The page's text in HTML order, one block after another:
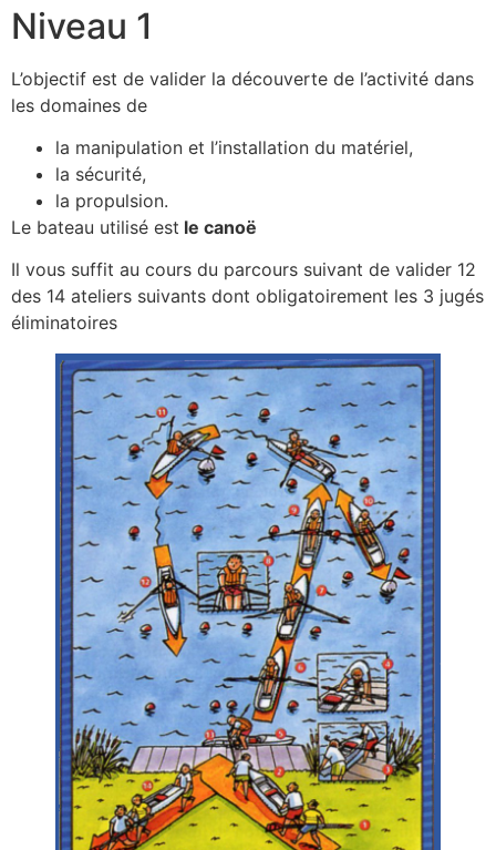
Niveau 1
L’objectif est de valider la découverte de l’activité dans
les domaines de
la manipulation et l’installation du matériel,
la sécurité,
la propulsion.
Le bateau utilisé est le canoë
Il vous suffit au cours du parcours suivant de valider 12
des 14 ateliers suivants dont obligatoirement les 3 jugés
éliminatoires